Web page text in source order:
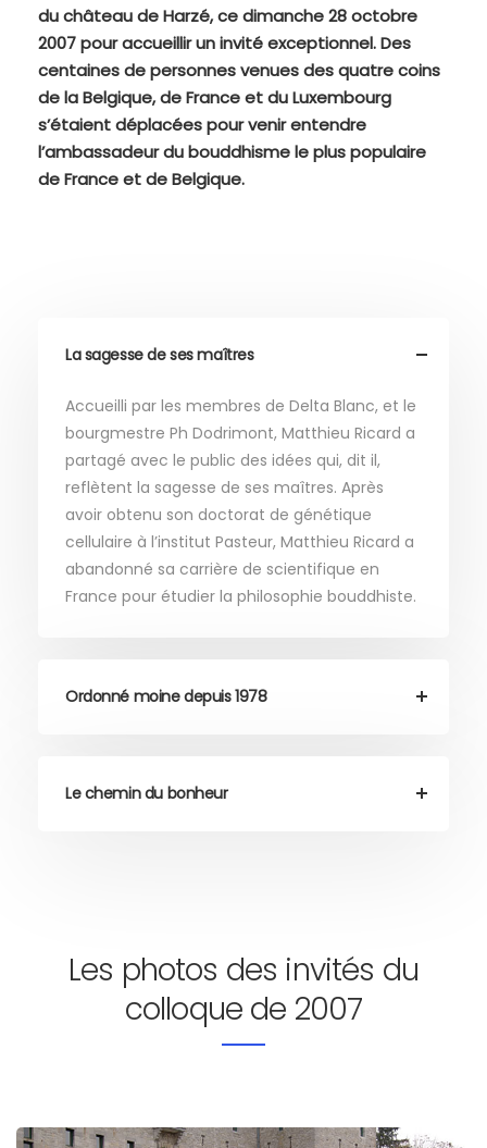
du château de Harzé, ce dimanche 28 octobre
2007 pour accueillir un invité exceptionnel. Des
centaines de personnes venues des quatre coins
de la Belgique, de France et du Luxembourg
s’étaient déplacées pour venir entendre
l’ambassadeur du bouddhisme le plus populaire
de France et de Belgique.
La sagesse de ses maîtres
Accueilli par les membres de Delta Blanc, et le
bourgmestre Ph Dodrimont, Matthieu Ricard a
partagé avec le public des idées qui, dit il,
reflètent la sagesse de ses maîtres. Après
avoir obtenu son doctorat de génétique
cellulaire à l’institut Pasteur, Matthieu Ricard a
abandonné sa carrière de scientifique en
France pour étudier la philosophie bouddhiste.
Ordonné moine depuis 1978
Le chemin du bonheur
Les photos des invités du
colloque de 2007